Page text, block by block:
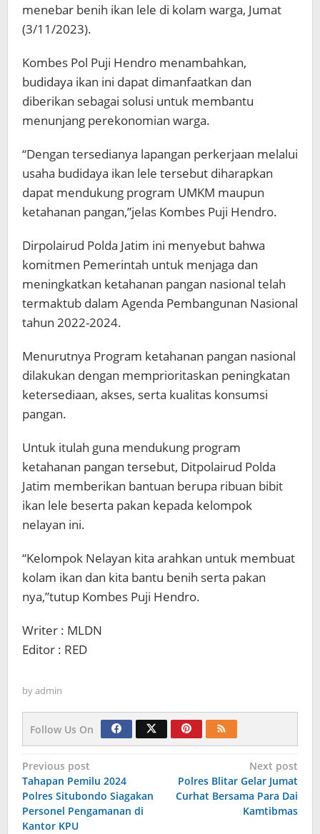
menebar benih ikan lele di kolam warga, Jumat
(3/11/2023).
Kombes Pol Puji Hendro menambahkan,
budidaya ikan ini dapat dimanfaatkan dan
diberikan sebagai solusi untuk membantu
menunjang perekonomian warga.
“Dengan tersedianya lapangan perkerjaan melalui
usaha budidaya ikan lele tersebut diharapkan
dapat mendukung program UMKM maupun
ketahanan pangan,”jelas Kombes Puji Hendro.
Dirpolairud Polda Jatim ini menyebut bahwa
komitmen Pemerintah untuk menjaga dan
meningkatkan ketahanan pangan nasional telah
termaktub dalam Agenda Pembangunan Nasional
tahun 2022-2024.
Menurutnya Program ketahanan pangan nasional
dilakukan dengan memprioritaskan peningkatan
ketersediaan, akses, serta kualitas konsumsi
pangan.
Untuk itulah guna mendukung program
ketahanan pangan tersebut, Ditpolairud Polda
Jatim memberikan bantuan berupa ribuan bibit
ikan lele beserta pakan kepada kelompok
nelayan ini.
“Kelompok Nelayan kita arahkan untuk membuat
kolam ikan dan kita bantu benih serta pakan
nya,”tutup Kombes Puji Hendro.
Writer : MLDN
Editor : RED
byadmin
Follow Us On
Navigasi
pos
Previous post
Tahapan Pemilu 2024
Polres Situbondo Siagakan
Personel Pengamanan di
Kantor KPU
Next post
Polres Blitar Gelar Jumat
Curhat Bersama Para Dai
Kamtibmas